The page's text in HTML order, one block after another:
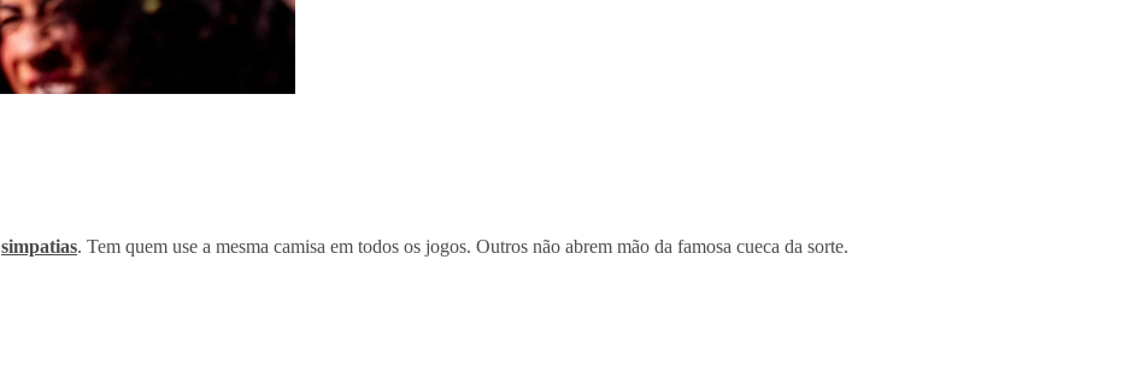
simpatias. Tem quem use a mesma camisa em todos os jogos. Outros não abrem mão da famosa cueca da sorte.